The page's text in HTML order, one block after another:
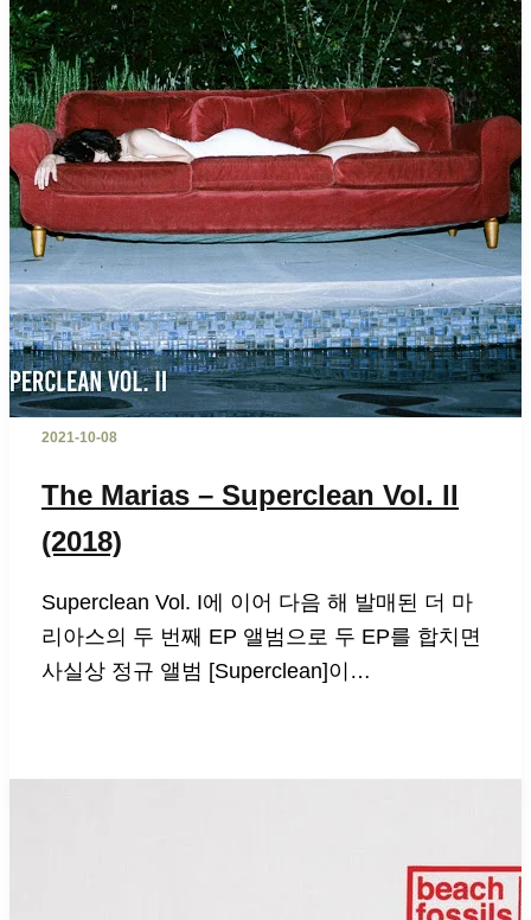
2021-10-08
The Marias – Superclean Vol. II
(2018)
Superclean Vol. I에 이어 다음 해 발매된 더 마
리아스의 두 번째 EP 앨범으로 두 EP를 합치면
사실상 정규 앨범 [Superclean]이…